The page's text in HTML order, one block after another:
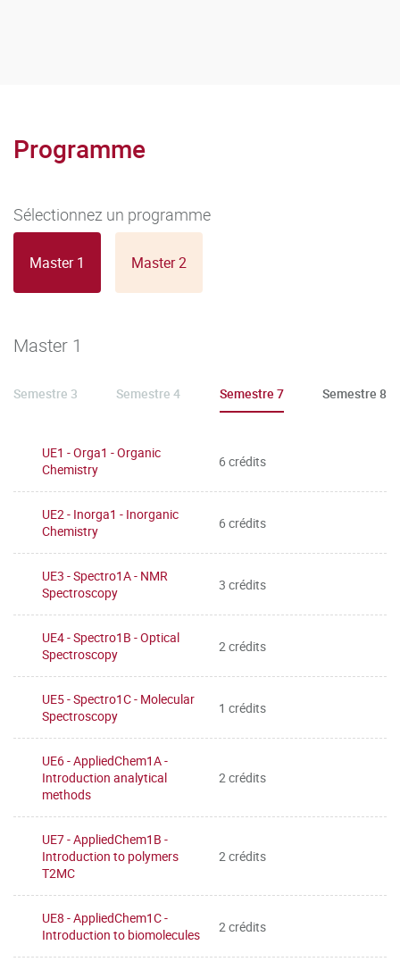
Programme
Sélectionnez un programme
Master 1 Master 2
Master 1
Semestre 3 Semestre 4 Semestre 7 Semestre 8
UE1 - Orga1 - Organic
Chemistry
6 crédits
UE2 - Inorga1 - Inorganic
Chemistry
6 crédits
UE3 - Spectro1A - NMR
Spectroscopy
3 crédits
UE4 - Spectro1B - Optical
Spectroscopy
2 crédits
UE5 - Spectro1C - Molecular
Spectroscopy
1 crédits
UE6 - AppliedChem1A -
Introduction analytical
methods
2 crédits
UE7 - AppliedChem1B -
Introduction to polymers
T2MC
2 crédits
UE8 - AppliedChem1C -
Introduction to biomolecules
2 crédits